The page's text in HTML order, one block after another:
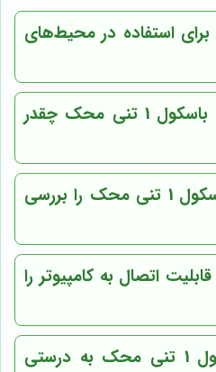
محک برای استفاده در محیط‌های
حداکثر وزن قابل تحمل باسکول 1 تنی محک چقدر
چگونه می‌توان دقت باسکول 1 تنی محک را بررسی
محک قابلیت اتصال به کامپیوتر را
چگونه می‌توان از باسکول 1 تنی محک به درستی